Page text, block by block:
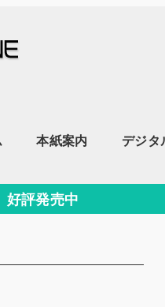
本紙案内 デジタ
好評発売中